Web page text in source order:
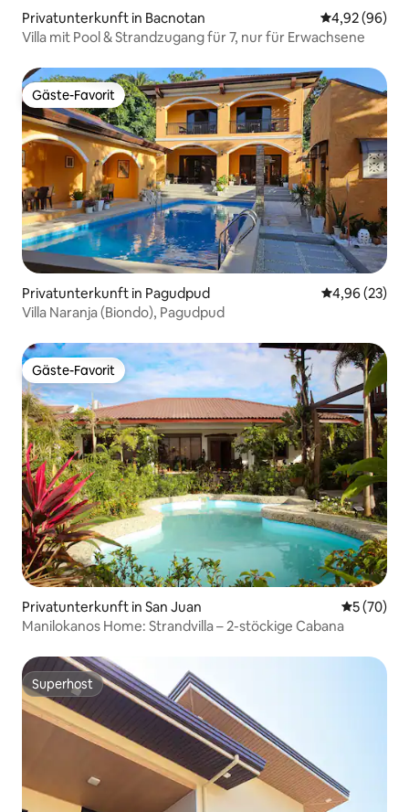
Privatunterkunft in Bacnotan
4,92 (96)
Villa mit Pool & Strandzugang für 7, nur für Erwachsene
Gäste-Favorit
Gäste-Favorit
Privatunterkunft in Pagudpud
4,96 (23)
Villa Naranja (Biondo), Pagudpud
Gäste-Favorit
Gäste-Favorit
Privatunterkunft in San Juan
5 (70)
Manilokanos Home: Strandvilla – 2-stöckige Cabana
Superhost
Superhost